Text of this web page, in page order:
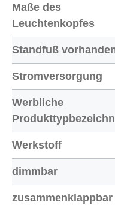
Maße des
Leuchtenkopfes
Standfuß
Stromversorgung
Werbliche
Werkstoff
dimmbar
zusammenklappbar